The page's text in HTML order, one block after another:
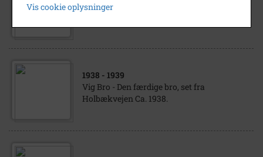
Vig Bro - Under bygning 27-6-1936.
1938 - 1939
Vig Bro - Den færdige bro, set fra
Holbækvejen Ca. 1938.
Vis cookie oplysninger